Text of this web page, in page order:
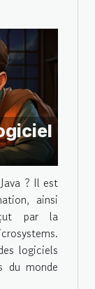
? Il est
ainsi
par la
logiciels
du monde